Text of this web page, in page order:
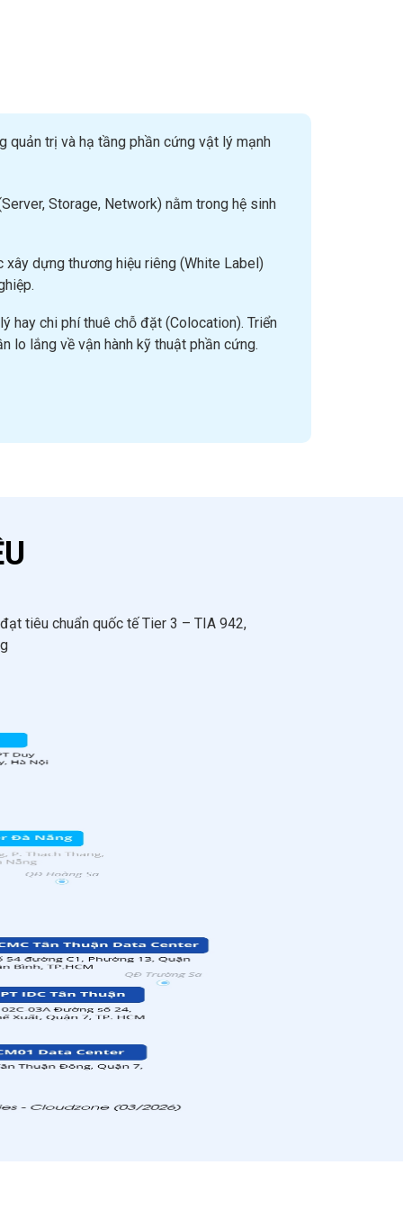
quản trị và hạ tầng phần cứng vật lý mạnh
Storage, Network) nằm trong hệ sinh
xây dựng thương hiệu riêng (White Label)
hay chi phí thuê chỗ đặt (Colocation). Triển
lo lắng về vận hành kỹ thuật phần cứng.
tiêu chuẩn quốc tế Tier 3 – TIA 942,